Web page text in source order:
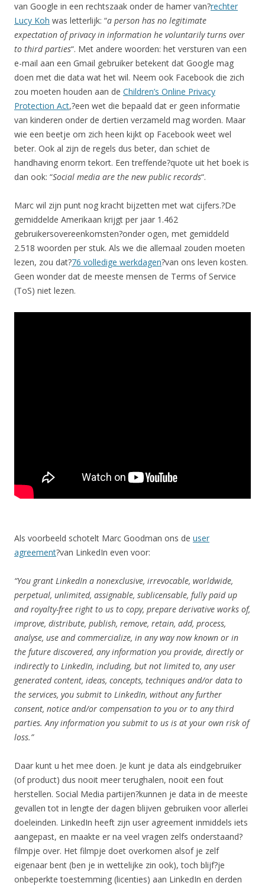
van Google in een rechtszaak onder de hamer van?rechter
Lucy Koh was letterlijk: “a person has no legitimate
expectation of privacy in information he voluntarily turns over
to third parties“. Met andere woorden: het versturen van een
e-mail aan een Gmail gebruiker betekent dat Google mag
doen met die data wat het wil. Neem ook Facebook die zich
zou moeten houden aan de Children’s Online Privacy
Protection Act,?een wet die bepaald dat er geen informatie
van kinderen onder de dertien verzameld mag worden. Maar
wie een beetje om zich heen kijkt op Facebook weet wel
beter. Ook al zijn de regels dus beter, dan schiet de
handhaving enorm tekort. Een treffende?quote uit het boek is
dan ook: “Social media are the new public records“.
Marc wil zijn punt nog kracht bijzetten met wat cijfers.?De
gemiddelde Amerikaan krijgt per jaar 1.462
gebruikersovereenkomsten?onder ogen, met gemiddeld
2.518 woorden per stuk. Als we die allemaal zouden moeten
lezen, zou dat?76 volledige werkdagen?van ons leven kosten.
Geen wonder dat de meeste mensen de Terms of Service
(ToS) niet lezen.
Als voorbeeld schotelt Marc Goodman ons de user
agreement?van LinkedIn even voor:
“You grant LinkedIn a nonexclusive, irrevocable, worldwide,
perpetual, unlimited, assignable, sublicensable, fully paid up
and royalty-free right to us to copy, prepare derivative works of,
improve, distribute, publish, remove, retain, add, process,
analyse, use and commercialize, in any way now known or in
the future discovered, any information you provide, directly or
indirectly to LinkedIn, including, but not limited to, any user
generated content, ideas, concepts, techniques and/or data to
the services, you submit to LinkedIn, without any further
consent, notice and/or compensation to you or to any third
parties. Any information you submit to us is at your own risk of
loss.”
Daar kunt u het mee doen. Je kunt je data als eindgebruiker
(of product) dus nooit meer terughalen, nooit een fout
herstellen. Social Media partijen?kunnen je data in de meeste
gevallen tot in lengte der dagen blijven gebruiken voor allerlei
doeleinden. LinkedIn heeft zijn user agreement inmiddels iets
aangepast, en maakte er na veel vragen zelfs onderstaand?
filmpje over. Het filmpje doet overkomen alsof je zelf
eigenaar bent (ben je in wettelijke zin ook), toch blijf?je
onbeperkte toestemming (licenties) aan LinkedIn en derden